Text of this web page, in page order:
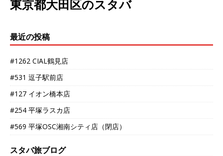
東京都大田区のスタバ
最近の投稿
#1262 CIAL鶴見店
#531 逗子駅前店
#127 イオン橋本店
#254 平塚ラスカ店
#569 平塚OSC湘南シティ店（閉店）
スタバ旅ブログ